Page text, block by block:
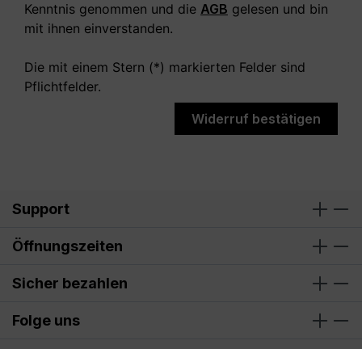
Kenntnis genommen und die AGB gelesen und bin
mit ihnen einverstanden.
Die mit einem Stern (*) markierten Felder sind
Pflichtfelder.
Widerruf bestätigen
Support
Öffnungszeiten
Sicher bezahlen
Folge uns